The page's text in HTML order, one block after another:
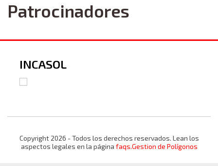
Patrocinadores
INCASOL
Copyright 2026 - Todos los derechos reservados. Lean los
aspectos legales en la página faqs.Gestion de Polígonos